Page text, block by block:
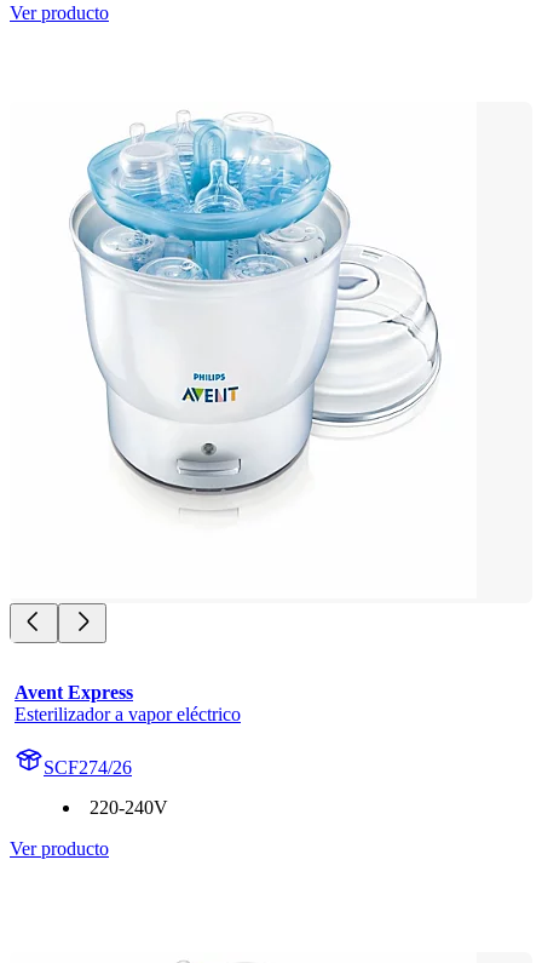
Ver producto
Avent Express
Esterilizador a vapor eléctrico
SCF274/26
220-240V
Ver producto